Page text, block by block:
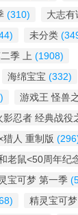
(310) 大志有
未分类
季 上 (1908)
海绵宝宝 (332)
游戏王 怪兽
影忍者 经典战役
猎人 重制版
老鼠<50周年纪
宝可梦 第一季
精灵宝可